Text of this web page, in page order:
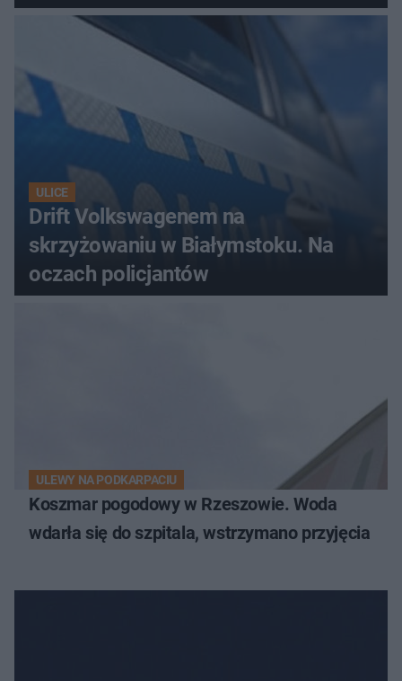
ULICE
Drift Volkswagenem na
skrzyżowaniu w Białymstoku. Na
oczach policjantów
ULEWY NA PODKARPACIU
Koszmar pogodowy w Rzeszowie. Woda
wdarła się do szpitala, wstrzymano przyjęcia